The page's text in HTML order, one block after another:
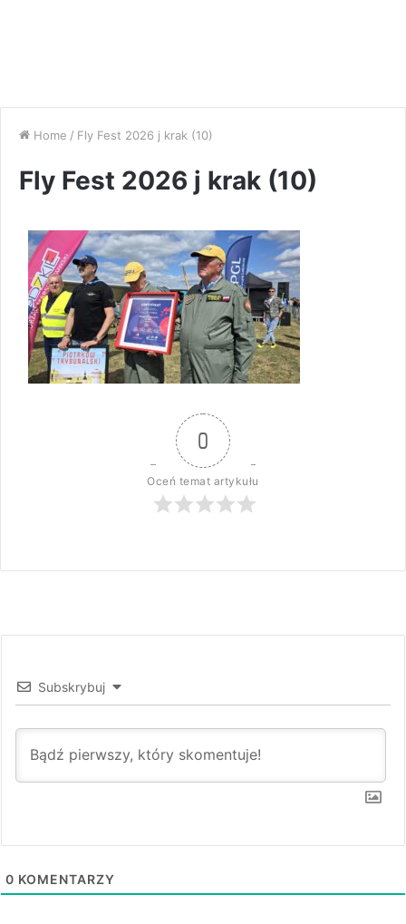
Home / Fly Fest 2026 j krak (10)
Fly Fest 2026 j krak (10)
0
Oceń temat artykułu
Subskrybuj
0 KOMENTARZY